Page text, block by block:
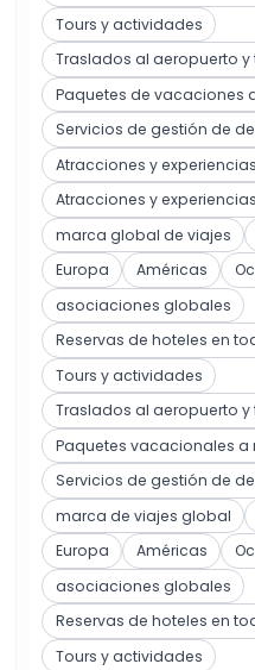
Tours y actividades
Traslados al aeropuerto
Paquetes de vacaciones
Servicios de gestión de
Atracciones y
Atracciones y
marca global de viajes
Europa
Américas
asociaciones globales
Reservas de hoteles en
Tours y actividades
Traslados al aeropuerto
Paquetes vacacionales a
Servicios de gestión de
marca de viajes global
Europa
Américas
asociaciones globales
Reservas de hoteles en
Tours y actividades